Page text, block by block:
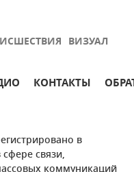
ВИЗУАЛ
КОНТАКТЫ
в
связи,